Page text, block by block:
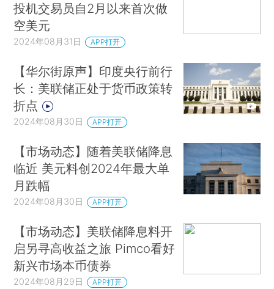
投机交易员自2月以来首次做
空美元
2024年08月31日 APP打开
【华尔街原声】印度央行前行
长：美联储正处于货币政策转
折点
2024年08月30日 APP打开
【市场动态】随着美联储降息
临近 美元料创2024年最大单
月跌幅
2024年08月30日 APP打开
【市场动态】美联储降息料开
启另寻高收益之旅 Pimco看好
新兴市场本币债券
2024年08月29日 APP打开